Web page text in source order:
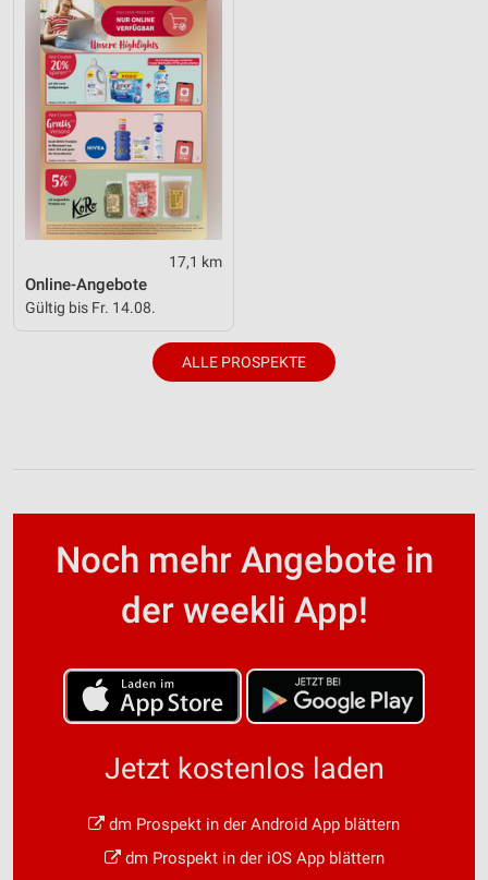
17,1 km
Online-Angebote
Gültig bis Fr. 14.08.
ALLE PROSPEKTE
Noch mehr Angebote in
der weekli App!
Jetzt kostenlos laden
dm Prospekt in der Android App blättern
dm Prospekt in der iOS App blättern